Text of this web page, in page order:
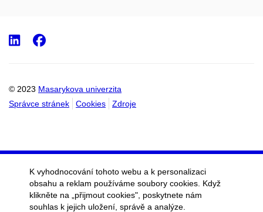
© 2023 Masarykova univerzita
Správce stránek
Cookies Zdroje
LinkedIn
Facebook
K vyhodnocování tohoto webu a k personalizaci
obsahu a reklam používáme soubory cookies. Když
klikněte na „přijmout cookies", poskytnete nám
souhlas k jejich uložení, správě a analýze.